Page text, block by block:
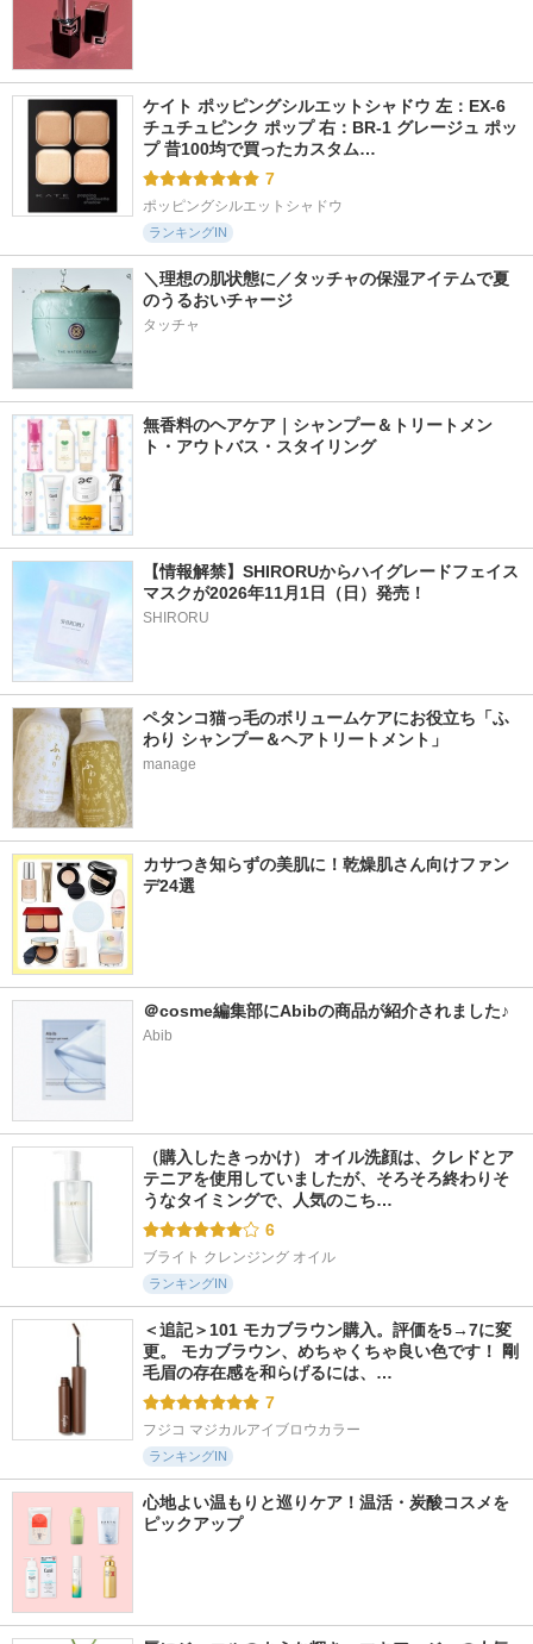
ケイト ポッピングシルエットシャドウ 左：EX-6
チュチュピンク ポップ 右：BR-1 グレージュ ポッ
プ 昔100均で買ったカスタム…
7
ポッピングシルエットシャドウ
ランキングIN
＼理想の肌状態に／タッチャの保湿アイテムで夏
のうるおいチャージ
タッチャ
無香料のヘアケア｜シャンプー＆トリートメン
ト・アウトバス・スタイリング
【情報解禁】SHIRORUからハイグレードフェイス
マスクが2026年11月1日（日）発売！
SHIRORU
ペタンコ猫っ毛のボリュームケアにお役立ち「ふ
わり シャンプー＆ヘアトリートメント」
manage
カサつき知らずの美肌に！乾燥肌さん向けファン
デ24選
＠cosme編集部にAbibの商品が紹介されました♪
Abib
（購入したきっかけ） オイル洗顔は、クレドとア
テニアを使用していましたが、そろそろ終わりそ
うなタイミングで、人気のこち…
6
ブライト クレンジング オイル
ランキングIN
＜追記＞101 モカブラウン購入。評価を5→7に変
更。 モカブラウン、めちゃくちゃ良い色です！ 剛
毛眉の存在感を和らげるには、…
7
フジコ マジカルアイブロウカラー
ランキングIN
心地よい温もりと巡りケア！温活・炭酸コスメを
ピックアップ